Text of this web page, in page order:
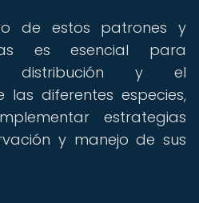
de estos patrones y
es esencial para
distribución y el
diferentes especies,
estrategias
y manejo de sus